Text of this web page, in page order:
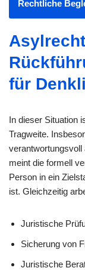
Rechtliche
für
In dieser Situation
Tragweite.
meint die formell
Person in ein
ist. Gleichzeitig
Juristische
Sicherung von
Juristische